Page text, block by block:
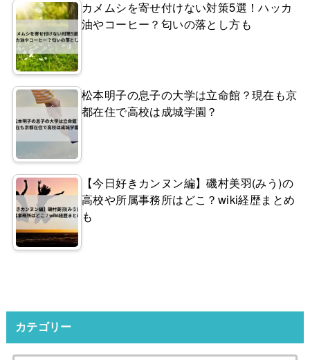
カメムシを寄せ付けない対策5選！ハッカ
油やコーヒー？匂いの落とし方も
松本明子の息子の大学は立命館？現在も京
都在住で高校は成城学園？
【今日好きカンヌン編】磯村美羽(みう)の
高校や所属事務所はどこ？wiki経歴まとめ
も
カテゴリー